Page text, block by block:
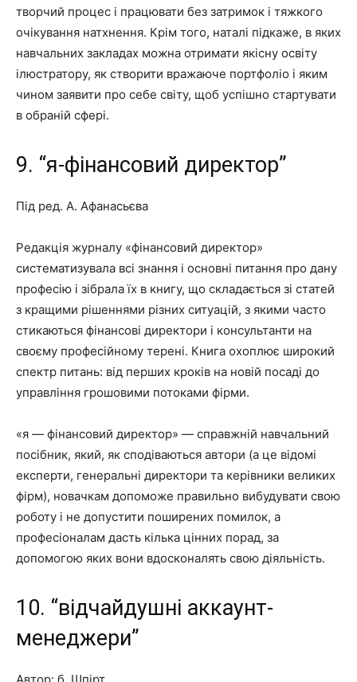
творчий процес і працювати без затримок і тяжкого
очікування натхнення. Крім того, наталі підкаже, в яких
навчальних закладах можна отримати якісну освіту
ілюстратору, як створити вражаюче портфоліо і яким
чином заявити про себе світу, щоб успішно стартувати
в обраній сфері.
9. “я-фінансовий директор”
Під ред. А. Афанасьєва
Редакція журналу «фінансовий директор»
систематизувала всі знання і основні питання про дану
професію і зібрала їх в книгу, що складається зі статей
з кращими рішеннями різних ситуацій, з якими часто
стикаються фінансові директори і консультанти на
своєму професійному терені. Книга охоплює широкий
спектр питань: від перших кроків на новій посаді до
управління грошовими потоками фірми.
«я — фінансовий директор» — справжній навчальний
посібник, який, як сподіваються автори (а це відомі
експерти, генеральні директори та керівники великих
фірм), новачкам допоможе правильно вибудувати свою
роботу і не допустити поширених помилок, а
професіоналам дасть кілька цінних порад, за
допомогою яких вони вдосконалять свою діяльність.
10. “відчайдушні аккаунт-
менеджери”